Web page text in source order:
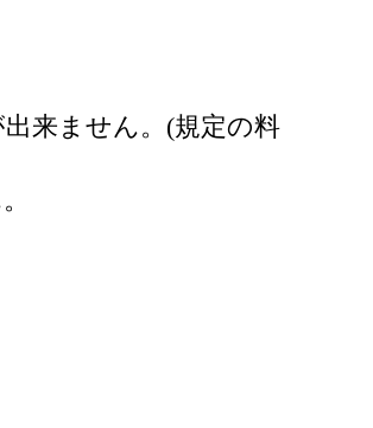
来ません。(規定の料